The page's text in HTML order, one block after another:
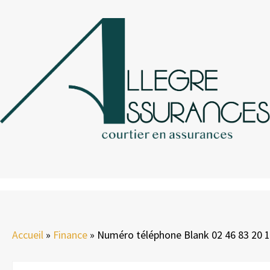
Accueil » Finance » Numéro téléphone Blank 02 46 83 20